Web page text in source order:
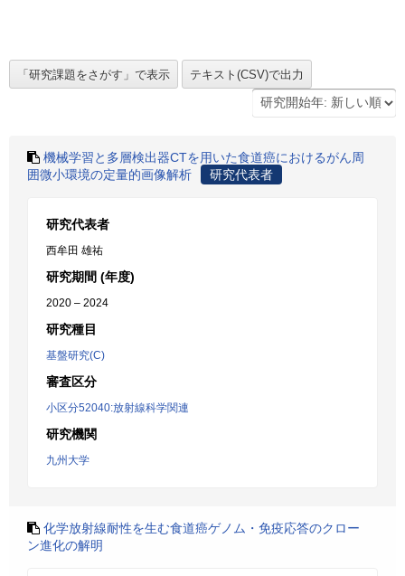
機械学習と多層検出器CTを用いた食道癌におけるがん周
囲微小環境の定量的画像解析
研究代表者
研究代表者
西牟田 雄祐
研究期間 (年度)
2020 – 2024
研究種目
基盤研究(C)
審査区分
小区分52040:放射線科学関連
研究機関
九州大学
化学放射線耐性を生む食道癌ゲノム・免疫応答のクロー
ン進化の解明